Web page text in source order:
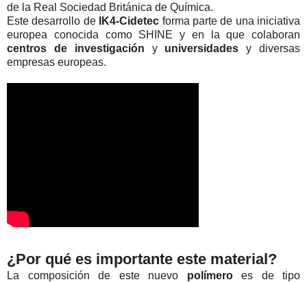
de la Real Sociedad Británica de Química.
Este desarrollo de
IK4-Cidetec forma parte de una iniciativa
europea conocida como SHINE y en la que colaboran
centros de investigación y universidades y diversas
empresas europeas.
¿Por qué es importante este material?
La composición de este nuevo polímeroes de tipo